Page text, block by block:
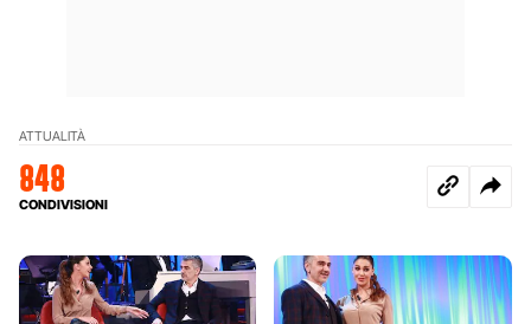
ATTUALITÀ
848
CONDIVISIONI